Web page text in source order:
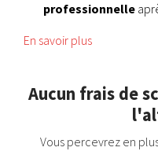
professionnelle
En savoir plus
Aucun frais de
Vous percevrez en